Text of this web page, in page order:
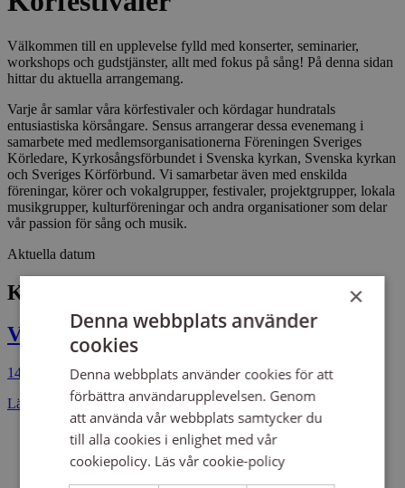
Välkommen till en upplevelse fylld med konserter, seminarier,
workshops och gudstjänster, allt med fokus på sång! På denna sidan
hittar du aktuella arrangemang.
Varje år samlar våra körfestivaler och kördagar hundratals
entusiastiska körsångare. Sensus arrangerar dessa evenemang i
samarbete med medlemsorganisationerna Föreningen Sveriges
Körledare, Kyrkosångsförbundet i Svenska kyrkan, Svenska kyrkan
och Sveriges Körförbund. Vi samarbetar även med enskilda
föreningar, körer och vokalgrupper, festivaler, projektgrupper, lokala
musikgrupper, kulturföreningar och andra organisationer som delar
vår passion för sång och musik.
Aktuella datum
Körfestivaler och kördagar
Vocal Camp 2026, Bräkne-Hoby
14–18 juni 2026
Läs mer
×
Denna webbplats använder
cookies
Denna webbplats använder cookies för att
förbättra användarupplevelsen. Genom
att använda vår webbplats samtycker du
till alla cookies i enlighet med vår
cookiepolicy. Läs vår cookie-policy